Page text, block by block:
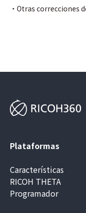
・Otras correcciones
Plataformas
Características
RICOH THETA
Programador